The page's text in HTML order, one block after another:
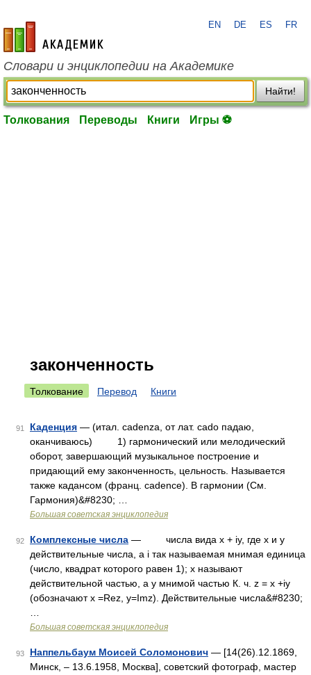
academic.ru
EN DE ES FR
Словари и энциклопедии на Академике
Найти!
Толкования Переводы Книги Игры ⚽
законченность
Толкование Перевод Книги
91 Каденция — (итал. cadenza, от лат. cado падаю,
оканчиваюсь) 1) гармонический или мелодический
оборот, завершающий музыкальное построение и
придающий ему законченность, цельность. Называется
также кадансом (франц. cadence). В гармонии (См.
Гармония)&#8230; …
Большая советская энциклопедия
92 Комплексные числа — числа вида х + iy, где х и у
действительные числа, а i так называемая мнимая единица
(число, квадрат которого равен 1); х называют
действительной частью, а у мнимой частью К. ч. z = х +iy
(обозначают х =Rez, у=Imz). Действительные числа&#8230;
Большая советская энциклопедия
93 Наппельбаум Моисей Соломонович — [14(26).12.1869,
Минск, ‒ 13.6.1958, Москва], советский фотограф, мастер